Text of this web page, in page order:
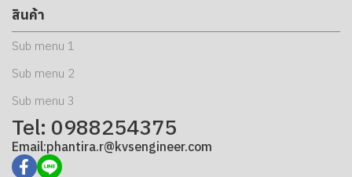
สินค้า
Sub menu 1
Sub menu 2
Sub menu 3
Tel: 0988254375
Email:phantira.r@kvsengineer.com